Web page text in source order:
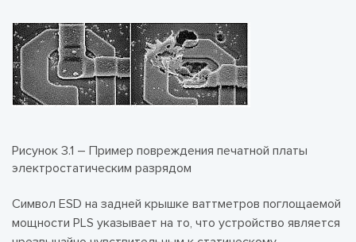
Рисунок 3.1 – Пример повреждения печатной платы
электростатическим разрядом
Символ ESD на задней крышке ваттметров поглощаемой
мощности PLS указывает на то, что устройство является